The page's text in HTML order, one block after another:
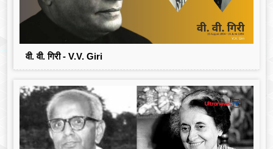
वी. वी. गिरी - V.V. Giri